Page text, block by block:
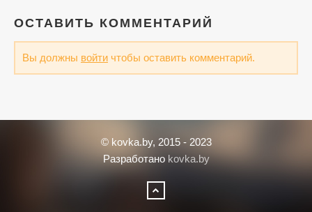
ОСТАВИТЬ КОММЕНТАРИЙ
Вы должны войти чтобы оставить комментарий.
© kovka.by, 2015 - 2023
Разработано kovka.by